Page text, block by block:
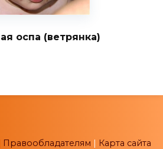
оспа (ветрянка)
Правообладателям Карта сайта